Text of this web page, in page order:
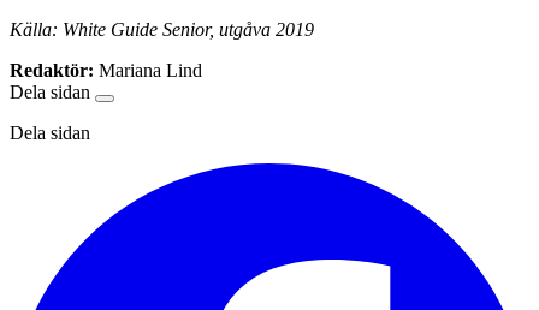
Källa: White Guide Senior, utgåva 2019
Redaktör: Mariana Lind
Dela sidan
Dela sidan